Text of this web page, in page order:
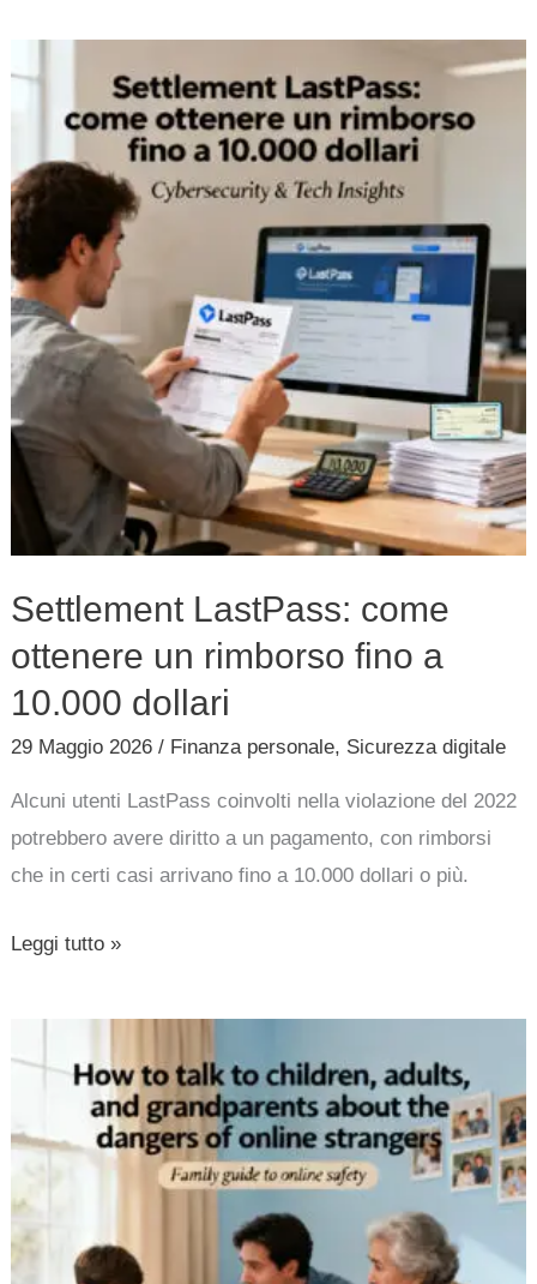
Settlement LastPass: come
ottenere un rimborso fino a
10.000 dollari
29 Maggio 2026/ Finanza personale, Sicurezza digitale
Alcuni utenti LastPass coinvolti nella violazione del 2022
potrebbero avere diritto a un pagamento, con rimborsi
che in certi casi arrivano fino a 10.000 dollari o più.
ottenere
un
rimborso
fino
a
10.000
dollari
Leggi tutto »
parlare
figli,
e